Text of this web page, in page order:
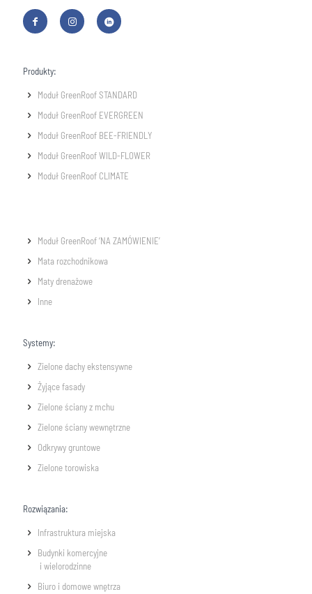
Produkty:
Moduł GreenRoof STANDARD
Moduł GreenRoof EVERGREEN
Moduł GreenRoof BEE-FRIENDLY
Moduł GreenRoof WILD-FLOWER
Moduł GreenRoof CLIMATE
Moduł GreenRoof ‘NA ZAMÓWIENIE’
Mata rozchodnikowa
Maty drenażowe
Inne
Systemy:
Zielone dachy ekstensywne
Żyjące fasady
Zielone ściany z mchu
Zielone ściany wewnętrzne
Odkrywy gruntowe
Zielone torowiska
Rozwiązania:
Infrastruktura miejska
Budynki komercyjne
i wielorodzinne
Biuro i domowe wnętrza